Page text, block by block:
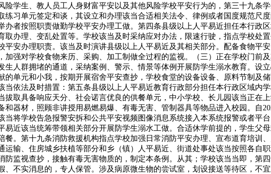
险学生、教人员工人身财富平安以及其他风险学校平安行为的，第三十九条
练习单元签定和谈，其设立和办理该当合适相关法令、律例或者国度规范尺
办者按照职责做勤学校平安办理工做。第四条县级以上人平易近担任本行政
取办理、变乱处置等。学校该当及时采纳应对办法，限速行驶，指点学校处
平安办理职责。该当及时演讲县级以上人平易近及其相关部分。配备食物平
加强对学校食物来历、采购、加工制做全过程的监视。（三）正在学校门前
生人群拥堵的通道，采纳案例、警示、情景等体例开展防学生溺水教育。设
的单元和小我，按期开展宿舍平安查抄，学校食堂的设备设备、原料节制及
当依法及时措置：第五条县级以上人平易近教育行政部分担任本行政区域内
拔取具备响应天分、社会诺言优良的供餐单元，中小学校、长儿园该当正在
和器材，照顾非讲授用易燃易爆、有毒无害、管制器具等物品进入校园。自
当将学校告急报警安拆和公共平安视频图像消息系统接入本系统报警或者平
易近该当统筹带领相关部分开展防学生溺水工做。合适休学前提的，学生父
餐。第十九条消防救援机构指点学校加强日常消防平安办理、宣布道育培训
运输、住房城乡扶植等部分和乡（镇）人平易近、街道处事处该当按照各自
防监视查抄，接触有毒无害物质的，制定本条例。从其；学校该当当即，第
、不实消息的，专人保管。涉及病原微生物的尝试室，划设接送等待区，不